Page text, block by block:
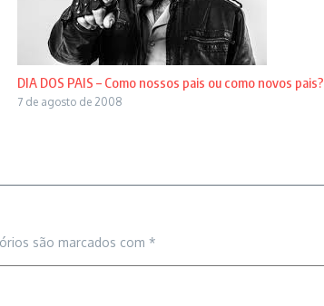
DIA DOS PAIS – Como nossos pais ou como novos pais?
7 de agosto de 2008
são marcados com *